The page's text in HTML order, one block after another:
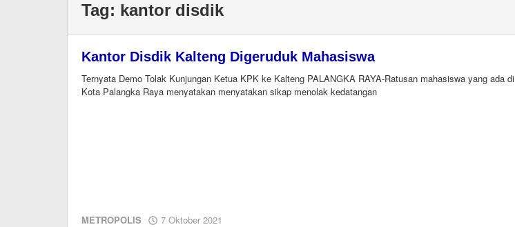
Tag: kantor disdik
Kantor Disdik Kalteng Digeruduk Mahasiswa
Ternyata Demo Tolak Kunjungan Ketua KPK ke Kalteng PALANGKA RAYA-Ratusan mahasiswa yang ada di
Kota Palangka Raya menyatakan menyatakan sikap menolak kedatangan
METROPOLIS 7 Oktober 2021